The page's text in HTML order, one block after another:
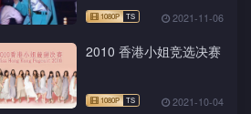
2021-11-06
2010 香港小姐竞选决赛
2021-10-04